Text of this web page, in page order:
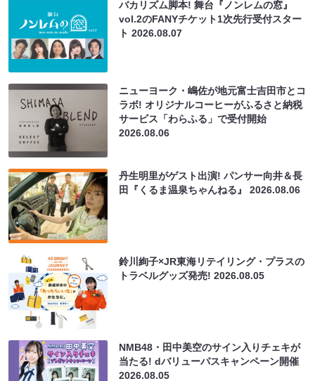
バカリズム脚本! 舞台『ノンレムの窓』
vol.2のFANYチケット1次先行受付スター
ト2026.08.07
ニューヨーク・嶋佐が地元富士吉田市とコ
ラボ! オリジナルコーヒーがふるさと納税
サービス「わらふる」で受付開始
2026.08.06
丹生明里がゲスト出演! パンサー向井＆長
田『くるま温泉ちゃんねる』2026.08.06
鈴川絢子×JR東海リテイリング・プラスの
トラベルグッズ発売!2026.08.05
NMB48・田中美空のサイン入りチェキが
当たる! dバリューパスキャンペーン開催
2026.08.05